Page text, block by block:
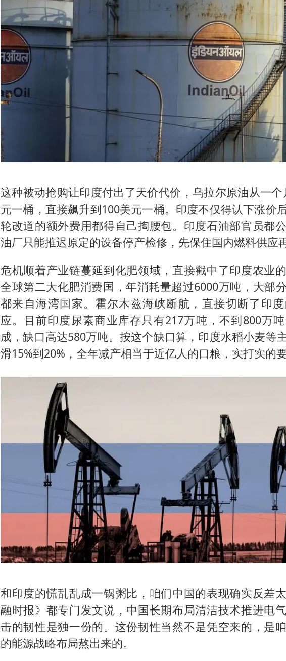
这种被动抢购让印度付出了天价代价，乌拉尔原油从一个
元一桶，直接飙升到100美元一桶。印度不仅得认下涨价
轮改道的额外费用都得自己掏腰包。印度石油部官员都
油厂只能推迟原定的设备停产检修，先保住国内燃料供应再
危机顺着产业链蔓延到化肥领域，直接戳中了印度农业
全球第二大化肥消费国，年消耗量超过6000万吨，大部
都来自海湾国家。霍尔木兹海峡断航，直接切断了印
应。目前印度尿素商业库存只有217万吨，不到800万
成，缺口高达580万吨。按这个缺口算，印度水稻小麦等
滑15%到20%，全年减产相当于近亿人的口粮，实打实的要
和印度的慌乱乱成一锅粥比，咱们中国的表现确实反差
融时报》都专门发文说，中国长期布局清洁技术推进电
击的韧性是独一份的。这份韧性当然不是凭空来的，是
的能源战略布局熬出来的。